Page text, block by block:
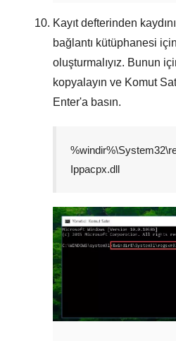
Kayıt defterinden
bağlantı kütüphanesi
oluşturmalıyız. Bunun
kopyalayın ve Komut
Enter'a basın.
Ippacpx.dll